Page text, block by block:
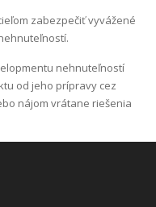
zabezpečiť vyvážené
nehnuteľností
od jeho prípravy cez
nájom vrátane riešenia